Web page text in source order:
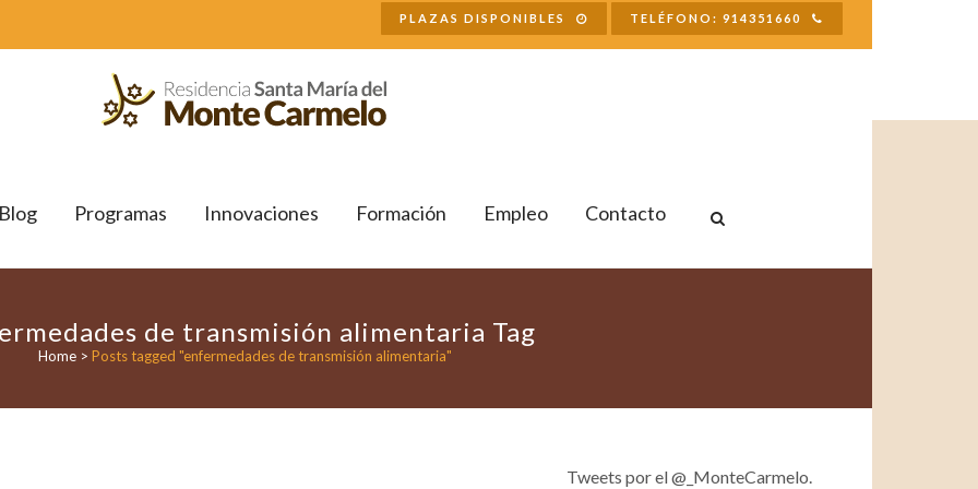
PLAZAS DISPONIBLES TELÉFONO: 914351660
Blog Programas Innovaciones Formación Empleo Contacto
de transmisión alimentaria Tag
Home> Posts tagged "enfermedades de transmisión alimentaria"
Tweets por el @_MonteCarmelo.